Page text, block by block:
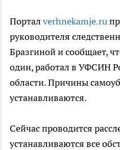
Портал verhnekamje.ru
руководителя
Бразгиной и сообщает,
один, работал в УФСИН
области. Причины
устанавливаются.
Сейчас проводится
устанавливаются все